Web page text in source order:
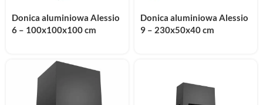
Donica aluminiowa Alessio
6 – 100x100x100 cm
Donica aluminiowa Alessio
9 – 230x50x40 cm